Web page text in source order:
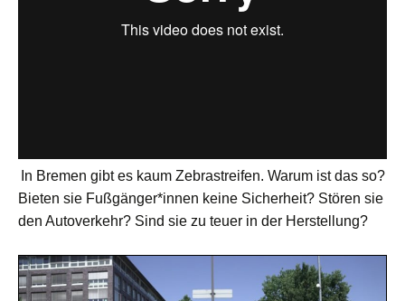
In Bremen gibt es kaum Zebrastreifen. Warum ist das so?
Bieten sie Fußgänger*innen keine Sicherheit? Stören sie
den Autoverkehr? Sind sie zu teuer in der Herstellung?